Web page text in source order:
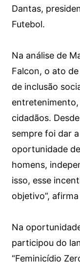
Dantas,
Futebol.
Na análise de
Falcon, o ato
de inclusão
cidadãos.
sempre foi dar
oportunidade
homens,
isso, esse
objetivo”,
Na
participou do
“Feminicídio